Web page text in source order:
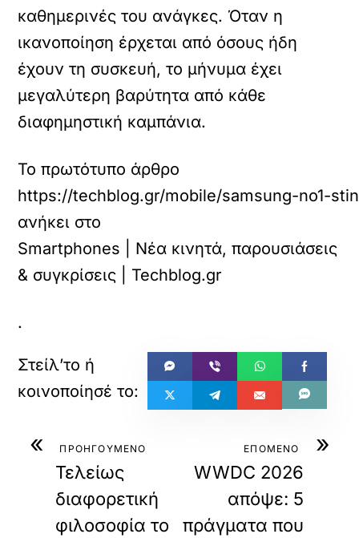
καθημερινές του ανάγκες. Όταν η
ικανοποίηση έρχεται από όσους ήδη
έχουν τη συσκευή, το μήνυμα έχει
μεγαλύτερη βαρύτητα από κάθε
διαφημηστική καμπάνια.
Το πρωτότυπο άρθρο
https://techblog.gr/mobile/samsung-no1-
ανήκει στο
Smartphones | Νέα κινητά, παρουσιάσεις
& συγκρίσεις | Techblog.gr
.
« ΠΡΟΗΓΟΥΜΕΝΟ
Τελείως
διαφορετική
φιλοσοφία το
»
ΕΠΟΜΕΝΟ
WWDC 2026
απόψε: 5
πράγματα που